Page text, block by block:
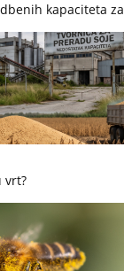
kapaciteta za
vrt?